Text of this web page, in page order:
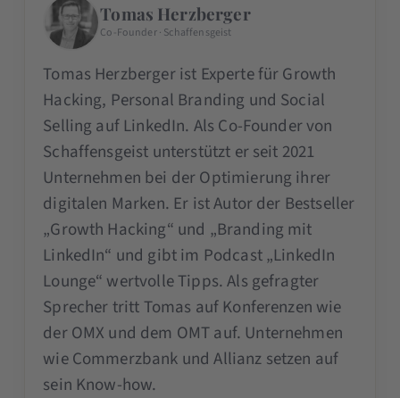
Tomas Herzberger
Co-Founder · Schaffensgeist
Tomas Herzberger ist Experte für Growth
Hacking, Personal Branding und Social
Selling auf LinkedIn. Als Co-Founder von
Schaffensgeist unterstützt er seit 2021
Unternehmen bei der Optimierung ihrer
digitalen Marken. Er ist Autor der Bestseller
„Growth Hacking“ und „Branding mit
LinkedIn“ und gibt im Podcast „LinkedIn
Lounge“ wertvolle Tipps. Als gefragter
Sprecher tritt Tomas auf Konferenzen wie
der OMX und dem OMT auf. Unternehmen
wie Commerzbank und Allianz setzen auf
sein Know-how.